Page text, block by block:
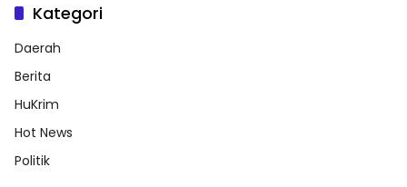
Kategori
Daerah
Berita
HuKrim
Hot News
Politik